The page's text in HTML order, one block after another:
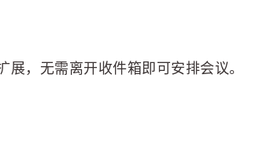
，无需离开收件箱即可安排会议。